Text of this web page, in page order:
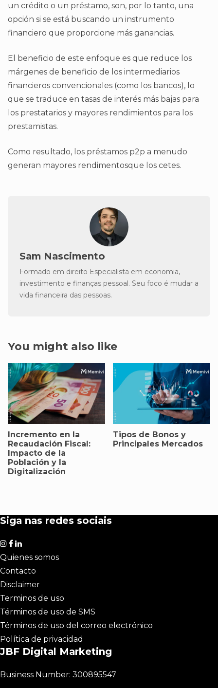
un crédito o un préstamo, son, por lo tanto, una
opción si se está buscando un instrumento
financiero que proporcione más ganancias.
El beneficio de este enfoque es que reduce los
márgenes de beneficio de los intermediarios
financieros convencionales (como los bancos), lo
que se traduce en tasas de interés más bajas para
los prestatarios y mayores rendimientos para los
prestamistas.
Como resultado, los préstamos p2p a menudo
generan mayores rendimentosque los cetes.
Sam Nascimento
Formado em direito Especialista em economia,
investimento e finanças pessoal. Seu foco é mudar a
vida financeira das pessoas.
You might also like
Incremento en la
Recaudación Fiscal:
Impacto de la
Población y la
Digitalización
Tipos de Bonos y
Principales Mercados
Siga nas redes sociais
Quienes somos
Contacto
Disclaimer
Terminos de uso
Términos de uso de SMS
Términos de uso del correo electrónico
Política de privacidad
JBF Digital Marketing
Business Number: 300895547